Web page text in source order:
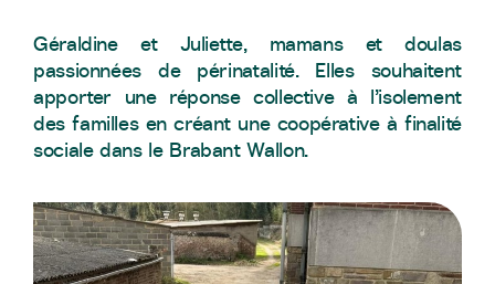
Géraldine et Juliette, mamans et doulas
passionnées de périnatalité. Elles souhaitent
apporter une réponse collective à l’isolement
des familles en créant une coopérative à finalité
sociale dans le Brabant Wallon.